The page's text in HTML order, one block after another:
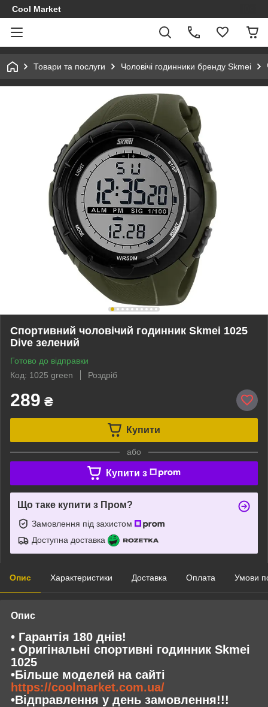
Cool Market
Товари та послуги Чоловічі годинники бренду Skmei
Спортивний чоловічий годинник Skmei 1025
Dive зелений
Готово до відправки
Код: 1025 green
Роздріб
289 ₴
Купити
або
Купити з
Що таке купити з Пром?
Замовлення під захистом
Доступна доставка
Опис Характеристики Доставка Оплата Умови
Опис
• Гарантія 180 днів!
• Оригінальні спортивні годинник Skmei
1025
•Більше моделей на сайті
https://coolmarket.com.ua/
•Відправлення у день замовлення!!!